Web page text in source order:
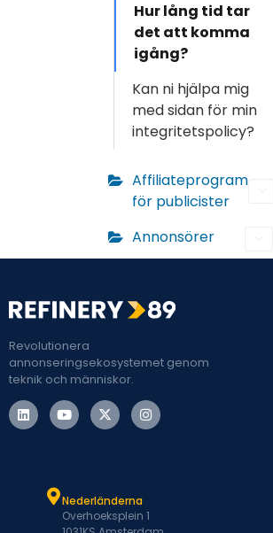
Hur lång tid tar
det att komma
igång?
Kan ni hjälpa mig
med sidan för min
integritetspolicy?
Affiliateprogram
för publicister
Annonsörer
Revolutionera
annonseringsekosystemet genom
teknik och människor.
Nederländerna
Overhoeksplein 1